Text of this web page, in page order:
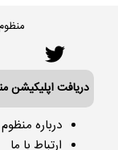
دریافت اپلیکیشن
درباره منظوم
ارتباط با ما